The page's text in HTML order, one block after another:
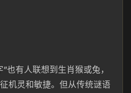
也有人联想到生肖猴或兔，
机灵和敏捷。但从传统谜语